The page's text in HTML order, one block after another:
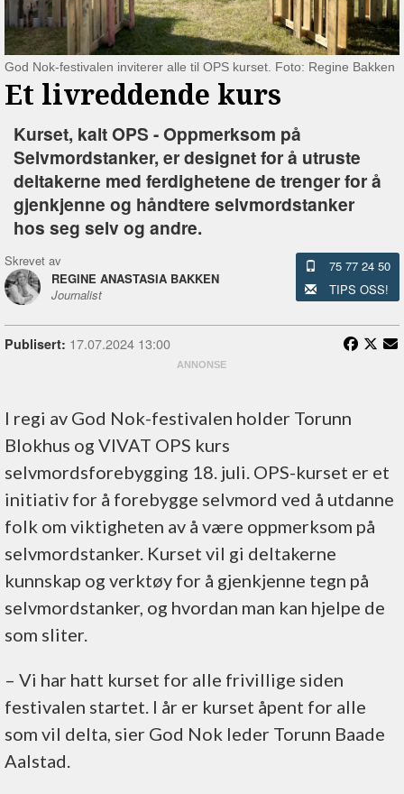
God Nok-festivalen inviterer alle til OPS kurset. Foto: Regine Bakken
Et livreddende kurs
Kurset, kalt OPS - Oppmerksom på
Selvmordstanker, er designet for å utruste
deltakerne med ferdighetene de trenger for å
gjenkjenne og håndtere selvmordstanker
hos seg selv og andre.
Skrevet av
REGINE ANASTASIA BAKKEN
Journalist
75 77 24 50
TIPS OSS!
Publisert: 17.07.2024 13:00
I regi av God Nok-festivalen holder Torunn
Blokhus og VIVAT OPS kurs
selvmordsforebygging 18. juli. OPS-kurset er et
initiativ for å forebygge selvmord ved å utdanne
folk om viktigheten av å være oppmerksom på
selvmordstanker. Kurset vil gi deltakerne
kunnskap og verktøy for å gjenkjenne tegn på
selvmordstanker, og hvordan man kan hjelpe de
som sliter.
– Vi har hatt kurset for alle frivillige siden
festivalen startet. I år er kurset åpent for alle
som vil delta, sier God Nok leder Torunn Baade
Aalstad.